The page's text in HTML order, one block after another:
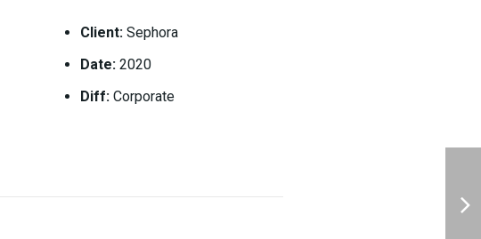
Client:Sephora
Date:2020
Diff:Corporate